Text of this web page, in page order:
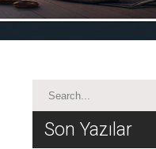
Son Yazılar